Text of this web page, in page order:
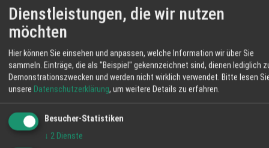
Ortenaukreis
mehr lesen ›
5+1 Fragen an Bruno Metz,
Bürgermeister von Ettenheim
Dienstleistungen, die wir nutzen
möchten
Hier können Sie einsehen und anpassen, welche Information wir über Sie
sammeln. Einträge, die als "Beispiel" gekennzeichnet sind, dienen lediglich
Demonstrationszwecken und werden nicht wirklich verwendet. Bitte lesen
unsere Datenschutzerklärung, um weitere Details zu erfahren.
Besucher-Statistiken
↓ 2 Dienste